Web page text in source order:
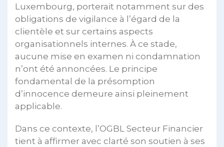
Luxembourg, porterait notamment sur des
obligations de vigilance à l’égard de la
clientèle et sur certains aspects
organisationnels internes. À ce stade,
aucune mise en examen ni condamnation
n’ont été annoncées. Le principe
fondamental de la présomption
d’innocence demeure ainsi pleinement
applicable.
Dans ce contexte, l’OGBL Secteur Financier
tient à affirmer avec clarté son soutien à ses